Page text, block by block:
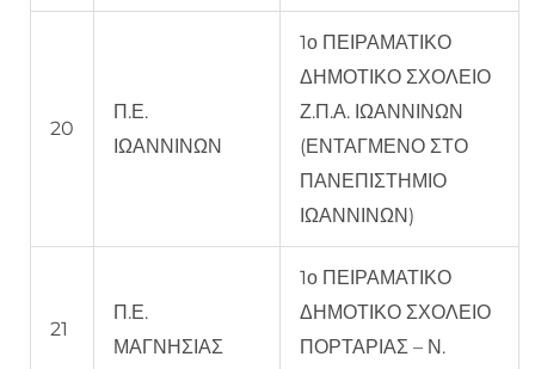
20
Π.Ε.
ΙΩΑΝΝΙΝΩΝ
1ο ΠΕΙΡΑΜΑΤΙΚΟ
ΔΗΜΟΤΙΚΟ ΣΧΟΛΕΙΟ
Ζ.Π.Α. ΙΩΑΝΝΙΝΩΝ
(ΕΝΤΑΓΜΕΝΟ ΣΤΟ
ΠΑΝΕΠΙΣΤΗΜΙΟ
ΙΩΑΝΝΙΝΩΝ)
21
Π.Ε.
ΜΑΓΝΗΣΙΑΣ
1ο ΠΕΙΡΑΜΑΤΙΚΟ
ΔΗΜΟΤΙΚΟ ΣΧΟΛΕΙΟ
ΠΟΡΤΑΡΙΑΣ – Ν.